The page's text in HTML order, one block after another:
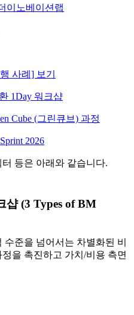
사례] 보기
1Day 워크샵
Cube (그린큐브) 과정
2026
등은 아래와 같습니다.
샵 (3 Types of BM
준을 넘어서는 차별화된 비
을 촉진하고 가치/비용 측면